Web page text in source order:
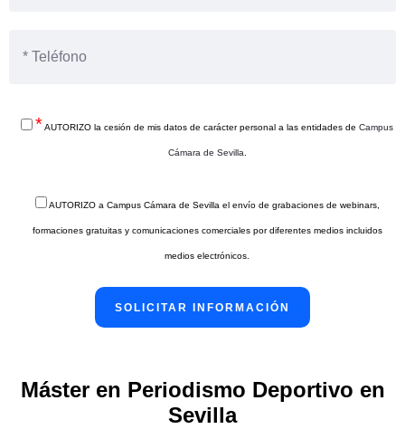
*AUTORIZO la cesión de mis datos de carácter personal a las entidades de Campus
Cámara de Sevilla.
AUTORIZO a Campus Cámara de Sevilla el envío de grabaciones de webinars,
formaciones gratuitas y comunicaciones comerciales por diferentes medios incluidos
medios electrónicos.
Máster en Periodismo Deportivo en
Sevilla